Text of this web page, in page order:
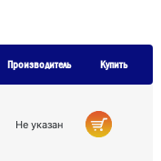
Производитель Купить
Не указан